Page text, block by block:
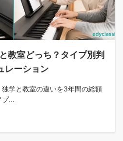
教室どっち？タイプ別判
レーション
学と教室の違いを3年間の総額
プ...